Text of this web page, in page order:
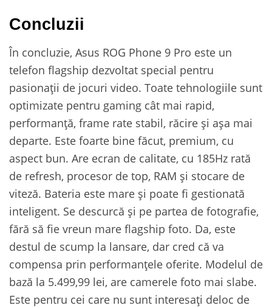
Concluzii
În concluzie, Asus ROG Phone 9 Pro este un
telefon flagship dezvoltat special pentru
pasionații de jocuri video. Toate tehnologiile sunt
optimizate pentru gaming cât mai rapid,
performanță, frame rate stabil, răcire și așa mai
departe. Este foarte bine făcut, premium, cu
aspect bun. Are ecran de calitate, cu 185Hz rată
de refresh, procesor de top, RAM și stocare de
viteză. Bateria este mare și poate fi gestionată
inteligent. Se descurcă și pe partea de fotografie,
fără să fie vreun mare flagship foto. Da, este
destul de scump la lansare, dar cred că va
compensa prin performanțele oferite. Modelul de
bază la 5.499,99 lei, are camerele foto mai slabe.
Este pentru cei care nu sunt interesați deloc de